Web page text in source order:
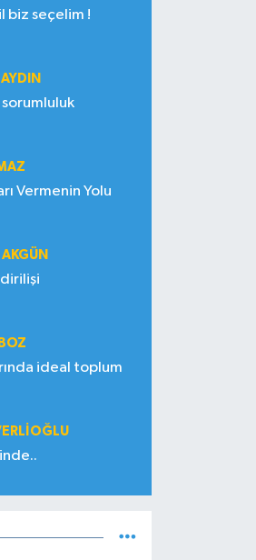
biz seçelim !
Gençlik ve sorumluluk
Vermenin Yolu
ideal toplum